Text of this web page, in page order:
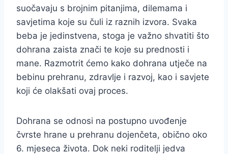
suočavaju s brojnim pitanjima, dilemama i
savjetima koje su čuli iz raznih izvora. Svaka
beba je jedinstvena, stoga je važno shvatiti što
dohrana zaista znači te koje su prednosti i
mane. Razmotrit ćemo kako dohrana utječe na
bebinu prehranu, zdravlje i razvoj, kao i savjete
koji će olakšati ovaj proces.
Dohrana se odnosi na postupno uvođenje
čvrste hrane u prehranu dojenčeta, obično oko
6. mjeseca života. Dok neki roditelji jedva